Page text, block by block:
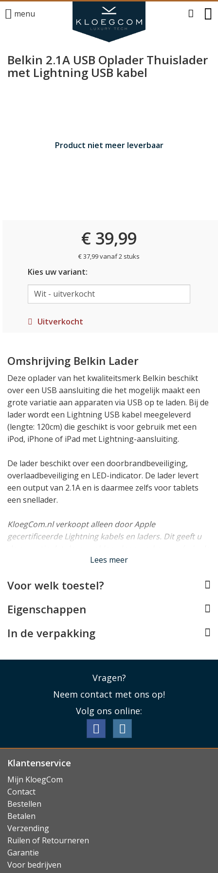
menu
Belkin 2.1A USB Oplader Thuislader
met Lightning USB kabel
Product niet meer leverbaar
€ 39,99
€ 37,99 vanaf 2 stuks
Kies uw variant:
Uitverkocht
Omshrijving Belkin Lader
Deze oplader van het kwaliteitsmerk Belkin beschikt
over een USB aansluiting die het mogelijk maakt een
grote variatie aan apparaten via USB op te laden. Bij de
lader wordt een Lightning USB kabel meegeleverd
(lengte: 120cm) die geschikt is voor gebruik met een
iPod, iPhone of iPad met Lightning-aansluiting.
De lader beschikt over een doorbrandbeveiliging,
overlaadbeveiliging en LED-indicator. De lader levert
een output van 2.1A en is daarmee zelfs voor tablets
een snellader.
KloegCom.nl verkoopt alleen door Apple
gecertificeerde Lightning kabels en laders. Dit geeft u
Lees minder
Lees meer
Voor welk toestel?
Eigenschappen
In de verpakking
Vragen?
Neem contact met ons op!
Volg ons online:
Klantenservice
Mijn KloegCom
Contact
Bestellen
Betalen
Verzending
Ruilen of Retourneren
Garantie
Voor bedrijven